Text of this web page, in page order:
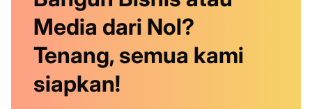
Media dari Nol?
Tenang, semua kami
siapkan!